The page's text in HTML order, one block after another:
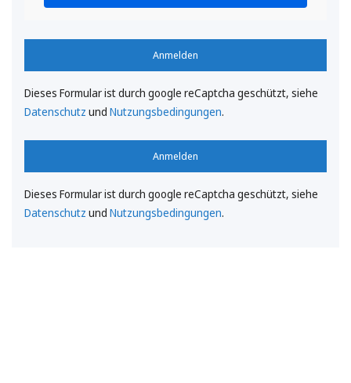
Anmelden
Dieses Formular ist durch google reCaptcha geschützt, siehe
Datenschutz und Nutzungsbedingungen.
Anmelden
Dieses Formular ist durch google reCaptcha geschützt, siehe
Datenschutz und Nutzungsbedingungen.